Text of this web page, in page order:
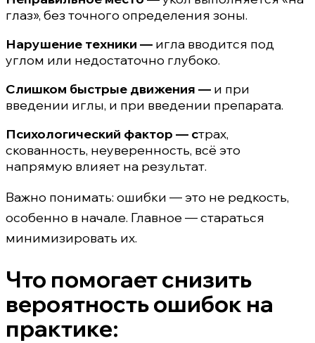
глаз», без точного определения зоны.
Нарушение техники — игла вводится под
углом или недостаточно глубоко.
Слишком быстрые движения — и при
введении иглы, и при введении препарата.
Психологический фактор — страх,
скованность, неуверенность, всё это
напрямую влияет на результат.
Важно понимать: ошибки — это не редкость,
особенно в начале. Главное — стараться
минимизировать их.
Что помогает снизить
вероятность ошибок на
практике: